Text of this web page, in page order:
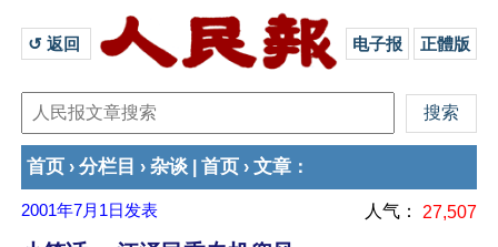
↺ 返回 电子报 正體版
首页 › 分栏目 › 杂谈 首页 › 文章 ：
2001年7月1日 发表 人气： 27,507